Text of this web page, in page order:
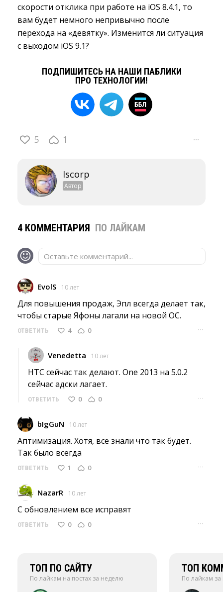
скорости отклика при работе на iOS 8.4.1, то
вам будет немного непривычно после
перехода на «девятку». Изменится ли ситуация
с выходом iOS 9.1?
ПОДПИШИТЕСЬ НА НАШИ ПАБЛИКИ
ПРО ТЕХНОЛОГИИ!
5 1 ···
Iscorp
Автор
4 КОММЕНТАРИЯ ПО ЛАЙКАМ
Оставьте комментарий...
EvolS 10 лет
Для повышения продаж, Эпл всегда делает так,
чтобы старые Яфоны лагали на новой ОС.
ОТВЕТИТЬ 4 0 ···
Venedetta 10 лет
HTC сейчас так делают. One 2013 на 5.0.2
сейчас адски лагает.
ОТВЕТИТЬ 0 0 ···
bIgGuN 10 лет
Аптимизация. Хотя, все знали что так будет.
Так было всегда
ОТВЕТИТЬ 1 0 ···
NazarR 10 лет
С обновлением все исправят
ОТВЕТИТЬ 0 0 ···
ТОП ПО САЙТУ
По лайкам на постах за неделю
ТОП
По лайкам